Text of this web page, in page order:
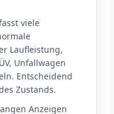
viele
Laufleistung,
Unfallwagen
Entscheidend
Zustands.
Anzeigen